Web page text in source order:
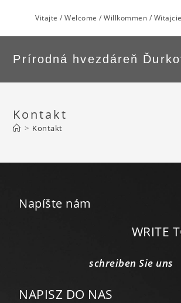
Vitajte / Welcome / Willkommen /
Prírodná hvezdáreň
Kontakt
> Kontakt
Napíšte nám
WRITE TO
schreiben Sie uns
NAPISZ DO NAS